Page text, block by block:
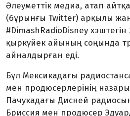
Әлеуметтік медиа, атап
(бұрынғы Twitter) арқылы
#DimashRadioDisney
қыркүйек айының соңында
айналдырған еді.
Бұл Мексикадағы
мен продюсерлерінің
Пачукадағы Дисней
Бриссия мен продюсер